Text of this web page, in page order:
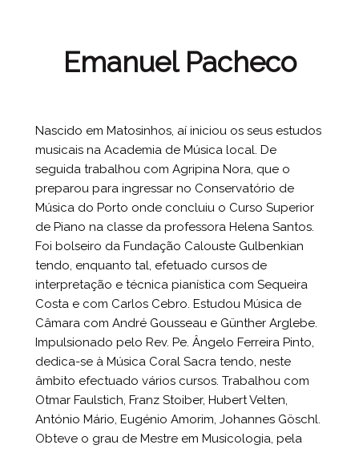
Emanuel Pacheco
Nascido em Matosinhos, aí iniciou os seus estudos
musicais na Academia de Música local. De
seguida trabalhou com Agripina Nora, que o
preparou para ingressar no Conservatório de
Música do Porto onde concluiu o Curso Superior
de Piano na classe da professora Helena Santos.
Foi bolseiro da Fundação Calouste Gulbenkian
tendo, enquanto tal, efetuado cursos de
interpretação e técnica pianística com Sequeira
Costa e com Carlos Cebro. Estudou Música de
Câmara com André Gousseau e Günther Arglebe.
Impulsionado pelo Rev. Pe. Ângelo Ferreira Pinto,
dedica-se à Música Coral Sacra tendo, neste
âmbito efectuado vários cursos. Trabalhou com
Otmar Faulstich, Franz Stoiber, Hubert Velten,
António Mário, Eugénio Amorim, Johannes Göschl.
Obteve o grau de Mestre em Musicologia, pela